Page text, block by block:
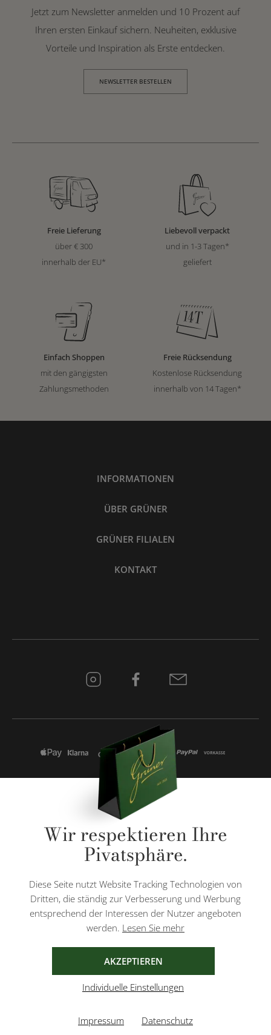
Jetzt zum Newsletter anmelden und 10 Prozent auf
Ihren ersten Einkauf sichern. Neuheiten, exklusive
Vorteile und Inspiration als Erste entdecken.
NEWSLETTER BESTELLEN
Freie Lieferung
über € 300
innerhalb der EU*
Liebevoll verpackt
und in 1-3 Tagen*
geliefert
Einfach Shoppen
mit den gängigsten
Zahlungsmethoden
Freie Rücksendung
Kostenlose Rücksendung
innerhalb von 14 Tagen*
INFORMATIONEN
ÜBER GRÜNER
GRÜNER FILIALEN
KONTAKT
* Alle Preise inkl. gesetzl. Mehrwertsteuer zzgl.
Nachnahmegebühren, wenn nicht anders angegeben.
Diese Website ist durch reCAPTCHA geschützt und es gelten die
Wir respektieren Ihre
Pivatsphäre.
Diese Seite nutzt Website Tracking Technologien von
Dritten, die ständig zur Verbesserung und Werbung
entsprechend der Interessen der Nutzer angeboten
werden. Lesen Sie mehr
AKZEPTIEREN
Individuelle Einstellungen
Impressum Datenschutz